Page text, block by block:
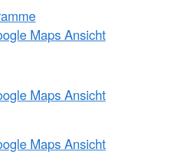
Maps Ansicht
Maps Ansicht
Maps Ansicht